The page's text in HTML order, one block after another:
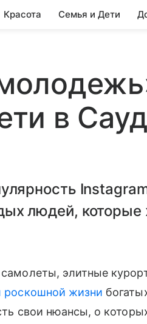
Красота Семья и Дети
в
людей, которые
элитные
роскошной жизни
свои нюансы, о